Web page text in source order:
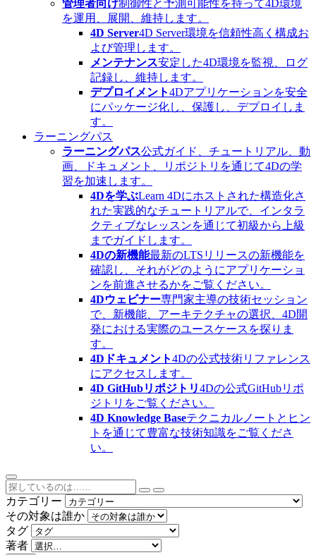
管理者向け制御性と予測可能性を持って4D環境
を運用、展開、維持します。
4D Server4D Server環境を信頼性高く構成お
よび管理します。
メンテナンス安定した4D環境を監視、ログ
記録し、維持します。
デプロイメント4Dアプリケーションを安全
にパッケージ化し、保護し、デプロイしま
す。
ラーニングパス
ラーニングパス公式ガイド、チュートリアル、動
画、ドキュメント、リポジトリを通じて4Dの学
習を加速します。
4Dを学ぶLearn 4Dにホストされた構造化さ
れた実践的なチュートリアルで、インタラ
クティブなレッスンを通じて初級から上級
までガイドします。
4Dの新機能最新のLTSリリースの新機能を
確認し、それがどのようにアプリケーショ
ンを前進させるかをご覧ください。
4Dウェビナー専門家主導の技術セッション
で、新機能、アーキテクチャの選択、4D開
発における実際のユースケースを探りま
す。
4Dドキュメント4Dの公式技術リファレンス
にアクセスします。
4D GitHubリポジトリ4Dの公式GitHubリポ
ジトリをご覧ください。
4D Knowledge Baseテクニカルノートとヒン
トを通じて豊富な技術知識をご覧くださ
い。
カテゴリー
その対象は誰か
タグ
著者